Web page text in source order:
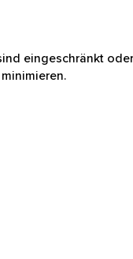
eingeschränkt